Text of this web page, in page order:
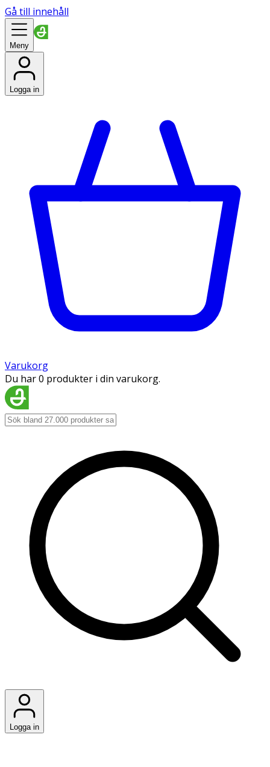
Gå till innehåll
Meny
Logga in
Varukorg
Du har 0 produkter i din varukorg.
Logga in